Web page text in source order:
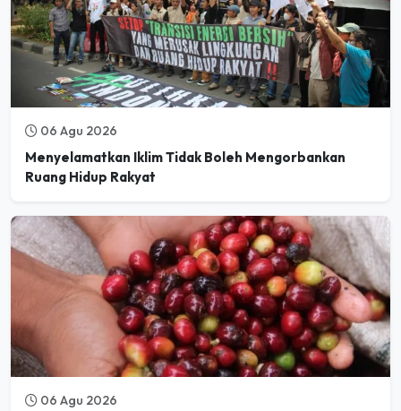
06 Agu 2026
Menyelamatkan Iklim Tidak Boleh Mengorbankan
Ruang Hidup Rakyat
06 Agu 2026